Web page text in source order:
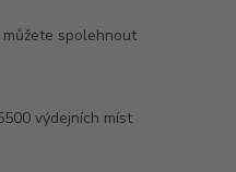
spolehnout
výdejních míst